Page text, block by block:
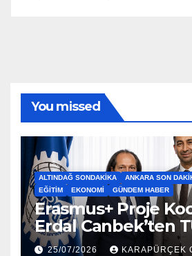
You missed
ALTINDAĞ SONDAKIKA
ANKARA SON
EĞITIM
EKONOMI GÜNDEM HABER
Erasmus+ Proje
Erdal Canbek’ten
Ziyaret…2026
25/07/2026 KARAPÜRÇEK